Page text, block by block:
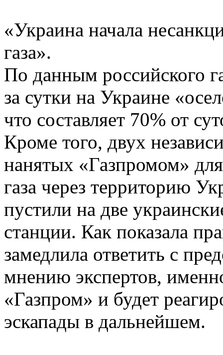
«Украина начала
газа».
По данным российского
за сутки на Украине
что составляет 70% от
Кроме того, двух
нанятых «Газпромом»
газа через территорию
пустили на две
станции. Как показала
замедлила ответить с
мнению экспертов,
«Газпром» и будет
эскапады в дальнейшем.